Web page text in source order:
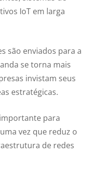
IoT em larga
são enviados para a
se torna mais
invistam seus
estratégicas.
para
vez que reduz o
de redes